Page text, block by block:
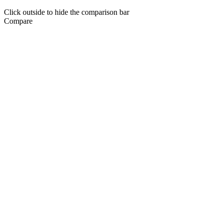
Click outside to hide the comparison bar
Compare